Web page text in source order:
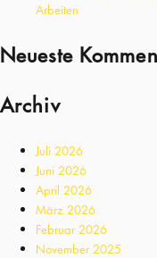
Arbeiten
Neueste
Archiv
Juli 2026
Juni 2026
April 2026
März 2026
Februar 2026
November 2025